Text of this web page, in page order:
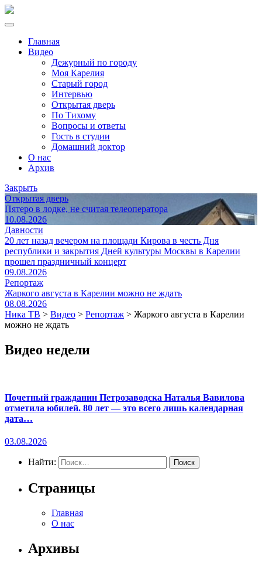
Главная
Видео
Дежурный по городу
Моя Карелия
Старый город
Интервью
Открытая дверь
По Тихому
Вопросы и ответы
Гость в студии
Домашний доктор
О нас
Архив
Закрыть
Открытая дверь
Пятеро в лодке, не считая телеоператора
10.08.2026
Давности
20 лет назад вечером на площади Кирова в честь Дня
республики и закрытия Дней культуры Москвы в Карелии
прошел праздничный концерт
09.08.2026
Репортаж
Жаркого августа в Карелии можно не ждать
08.08.2026
Ника ТВ > Видео > Репортаж > Жаркого августа в Карелии
можно не ждать
Видео недели
Почетный гражданин Петрозаводска Наталья Вавилова
отметила юбилей. 80 лет — это всего лишь календарная
дата…
03.08.2026
Найти:
Страницы
Главная
О нас
Архивы